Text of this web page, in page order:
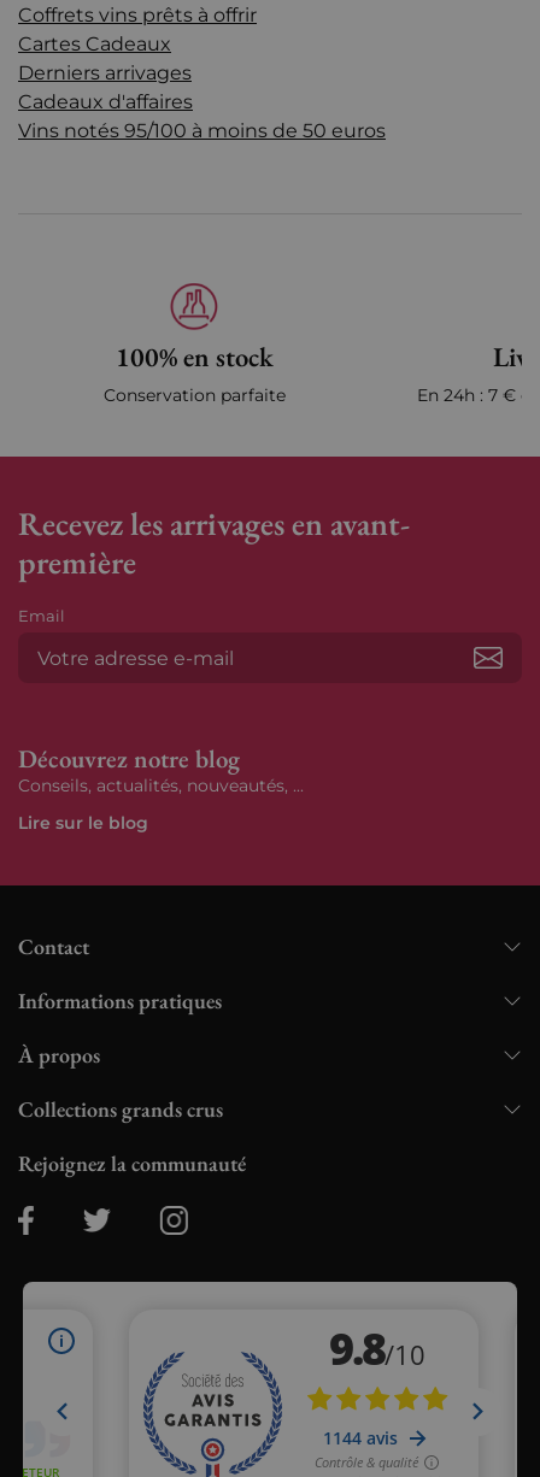
Coffrets vins prêts à offrir
Cartes Cadeaux
Derniers arrivages
Cadeaux d'affaires
Vins notés 95/100 à moins de 50 euros
100% en stock
Conservation parfaite En 24h : 7 €
Recevez les arrivages en avant-
première
Email
Découvrez notre blog
Conseils, actualités, nouveautés, ...
Lire sur le blog
Contact
Informations pratiques
À propos
Collections grands crus
Rejoignez la communauté